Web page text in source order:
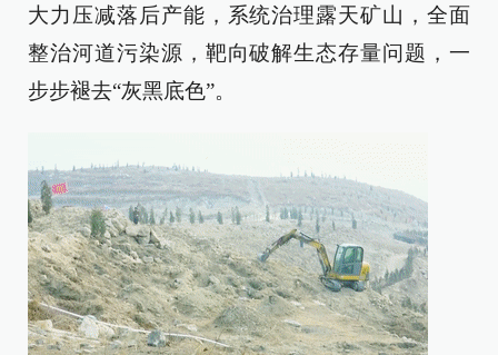
大力压减落后产能，系统治理露天矿山，全面
整治河道污染源，靶向破解生态存量问题，一
步步褪去“灰黑底色”。